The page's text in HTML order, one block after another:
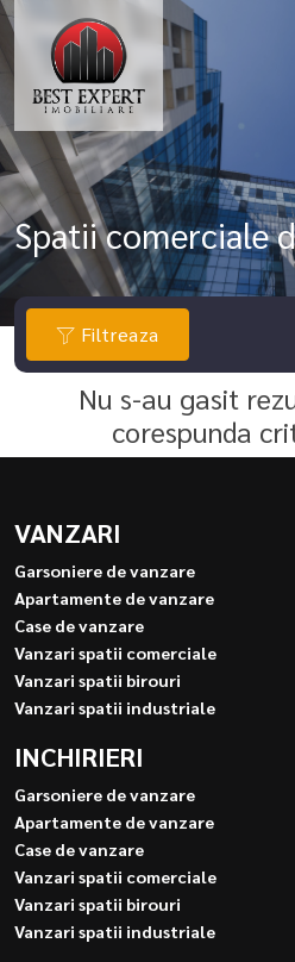
Spatii comerciale
Filtreaza
Nu s-au gasit
corespunda
VANZARI
Garsoniere de vanzare
Apartamente de vanzare
Case de vanzare
Vanzari spatii comerciale
Vanzari spatii birouri
Vanzari spatii industriale
INCHIRIERI
Garsoniere de vanzare
Apartamente de vanzare
Case de vanzare
Vanzari spatii comerciale
Vanzari spatii birouri
Vanzari spatii industriale